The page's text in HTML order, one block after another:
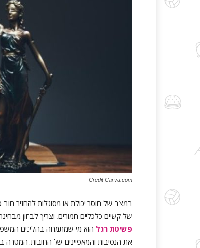
Credit Canva.com
במצב של חוסר יכולת או מסוגלות להחזיר
של קשיים כלכליים חמורים, וצריך לבחון
פשיטת רגל הוא מי שמתמחה בהליכים
את הנסיבות והמאפיינים של החובות. המטרה